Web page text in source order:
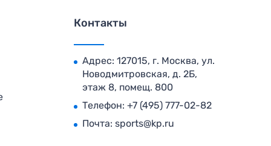
Контакты
Адрес: 127015, г. Москва, ул.
Новодмитровская, д. 2Б,
этаж 8, помещ. 800
Телефон: +7 (495) 777-02-82
Почта: sports@kp.ru